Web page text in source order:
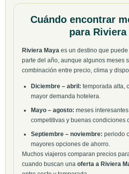
Cuándo encontrar
para Riviera
Riviera Maya es un destino que
parte del año, aunque algunos meses
combinación entre precio, clima y
Diciembre – abril: temporada alta,
mayor demanda hotelera.
Mayo – agosto: meses
competitivas y buenas condiciones
Septiembre – noviembre: periodo
mayores opciones de ahorro.
Muchos viajeros comparan precios
cuando buscan una oferta a Riviera